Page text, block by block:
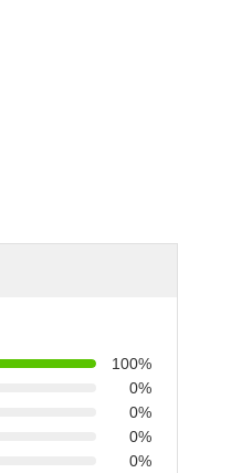
100%
0%
0%
0%
0%